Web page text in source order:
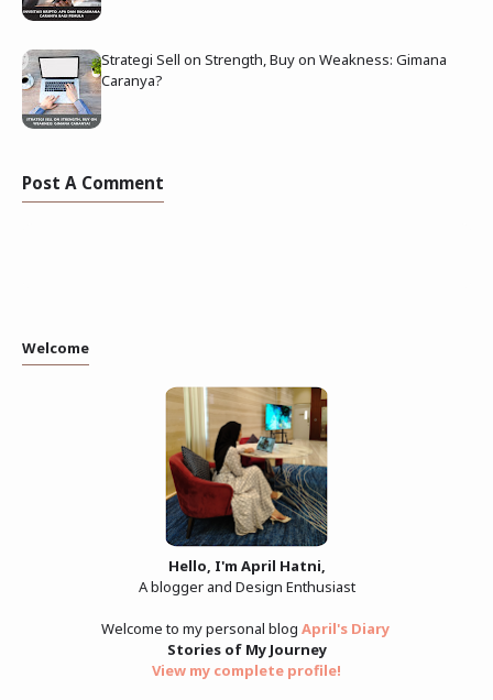
Strategi Sell on Strength, Buy on Weakness: Gimana
Caranya?
Post A Comment
Welcome
Hello, I'm April Hatni,
A blogger and Design Enthusiast
Welcome to my personal blog April's Diary
Stories of My Journey
View my complete profile!